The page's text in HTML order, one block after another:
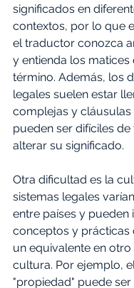
significados en
contextos, por lo que
el traductor conozca
y entienda los matices
término. Además, los
legales suelen estar
complejas y cláusulas
pueden ser difíciles
alterar su significado.
Otra dificultad es la
sistemas legales
entre países y pueden
conceptos y prácticas
un equivalente en
cultura. Por ejemplo,
"propiedad" puede ser